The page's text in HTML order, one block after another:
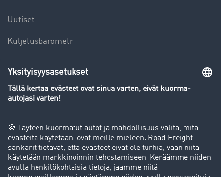
Uutiset
Kuljetusbarometri
Yleiskatsaus rahtipörssiin
Success stories
Asiakassuosittelut